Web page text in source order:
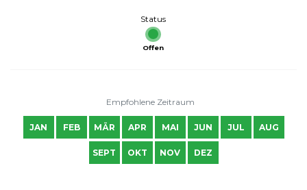
Status
Offen
Empfohlene Zeitraum
JAN FEB MÄR APR MAI JUN JUL AUG
SEPT OKT NOV DEZ